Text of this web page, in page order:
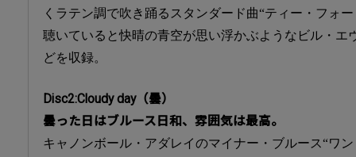
くラテン調で吹き踊るスタンダード曲“ティー・フォ
聴いていると快晴の青空が思い浮かぶようなビル・エ
どを収録。
Disc2:Cloudy day（曇）
曇った日はブルース日和、雰囲気は最高。
キャノンボール・アダレイのマイナー・ブルース“ワ